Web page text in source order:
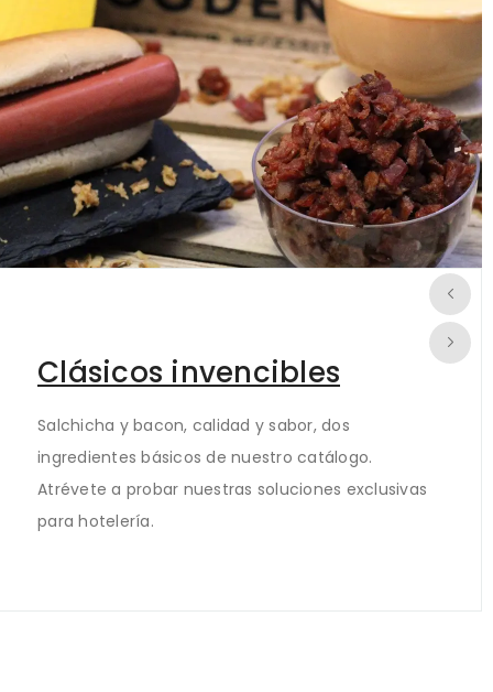
Clásicos invencibles
Salchicha y bacon, calidad y sabor, dos
ingredientes básicos de nuestro catálogo.
Atrévete a probar nuestras soluciones exclusivas
para hotelería.